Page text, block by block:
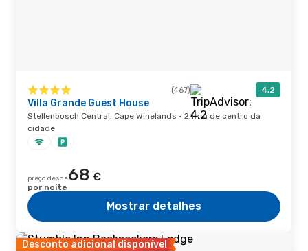
(467) 4,2
Villa Grande Guest House
Stellenbosch Central, Cape Winelands · 2,1 km de centro da
cidade
preço desde68 €
por noite
Mostrar detalhes
Desconto adicional disponível